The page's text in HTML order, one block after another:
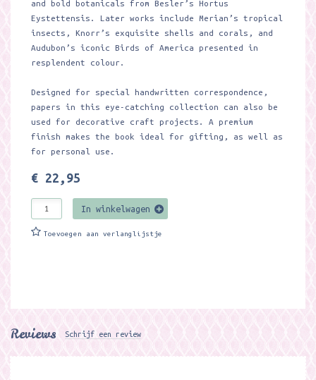
and bold botanicals from Besler’s Hortus
Eystettensis. Later works include Merian’s tropical
insects, Knorr’s exquisite shells and corals, and
Audubon’s iconic Birds of America presented in
resplendent colour.
Designed for special handwritten correspondence,
papers in this eye-catching collection can also be
used for decorative craft projects. A premium
finish makes the book ideal for gifting, as well as
for personal use.
€ 22,95
In winkelwagen
Toevoegen aan verlanglijstje
Reviews Schrijf een review